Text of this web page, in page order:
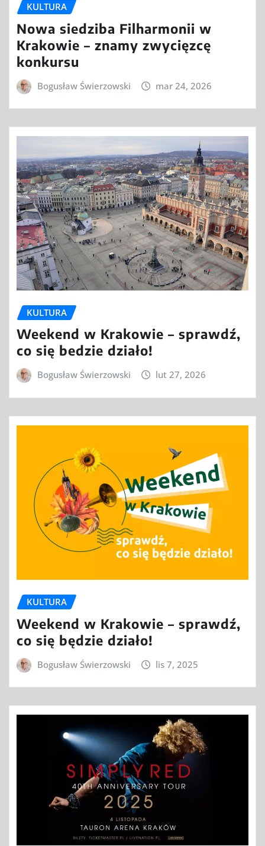
KULTURA
Nowa siedziba Filharmonii w
Krakowie – znamy zwycięzcę
konkursu
Bogusław Świerzowski mar 24, 2026
KULTURA
Weekend w Krakowie – sprawdź,
co się bedzie działo!
Bogusław Świerzowski lut 27, 2026
KULTURA
Weekend w Krakowie – sprawdź,
co się będzie działo!
Bogusław Świerzowski lis 7, 2025